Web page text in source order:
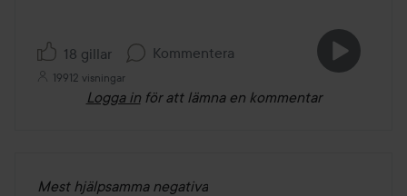
18 gillar Kommentera
19912 visningar
Logga in för att lämna en kommentar
Mest hjälpsamma negativa